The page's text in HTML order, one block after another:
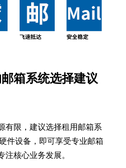
箱系统选择建议
有限，建议选择租用邮箱系
件设备，即可享受专业邮箱
注核心业务发展。